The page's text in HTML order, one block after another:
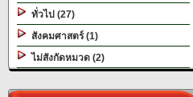
ทั่วไป (27)
สังคมศาสตร์ (1)
ไม่สังกัดหมวด (2)